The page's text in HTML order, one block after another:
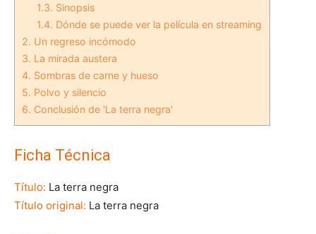
1.3. Sinopsis
1.4. Dónde se puede ver la película en streaming
2. Un regreso incómodo
3. La mirada austera
4. Sombras de carne y hueso
5. Polvo y silencio
6. Conclusión de 'La terra negra'
Ficha Técnica
Título: La terra negra
Título original: La terra negra